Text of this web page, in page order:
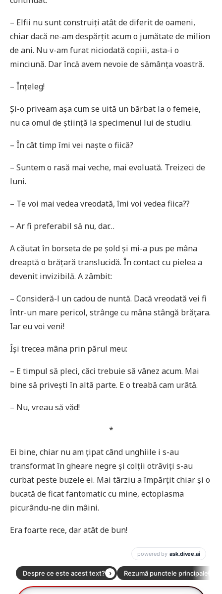
– Elfii nu sunt construiți atât de diferit de oameni,
chiar dacă ne-am despărțit acum o jumătate de milion
de ani. Nu v-am furat niciodată copiii, asta-i o
minciună. Dar încă avem nevoie de sămânța voastră.
– Înțeleg!
Și-o priveam așa cum se uită un bărbat la o femeie,
nu ca omul de știință la specimenul lui de studiu.
– În cât timp îmi vei naște o fiică?
– Suntem o rasă mai veche, mai evoluată. Treizeci de
luni.
– Te voi mai vedea vreodată, îmi voi vedea fiica??
– Ar fi preferabil să nu, dar…
A căutat în borseta de pe șold și mi-a pus pe mâna
dreaptă o brățară translucidă. În contact cu pielea a
devenit invizibilă. A zâmbit:
– Consideră-l un cadou de nuntă. Dacă vreodată vei fi
într-un mare pericol, strânge cu mâna stângă brățara.
Iar eu voi veni!
Își trecea mâna prin părul meu:
– E timpul să pleci, căci trebuie să vânez acum. Mai
bine să privești în altă parte. E o treabă cam urâtă.
– Nu, vreau să văd!
*
Ei bine, chiar nu am țipat când unghiile i s-au
transformat în gheare negre și colții otrăviți s-au
curbat peste buzele ei. Mai târziu a împărțit chiar și o
bucată de ficat fantomatic cu mine, ectoplasma
picurându-ne din mâini.
Era foarte rece, dar atât de bun!